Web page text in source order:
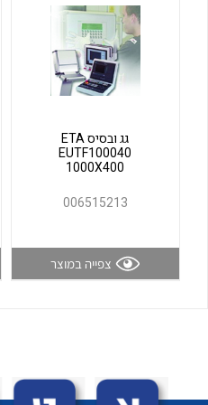
לכל מוצרי היצרן
גג ובסיס ETA
EUTF100040
1000X400
006515213
צפייה במוצר